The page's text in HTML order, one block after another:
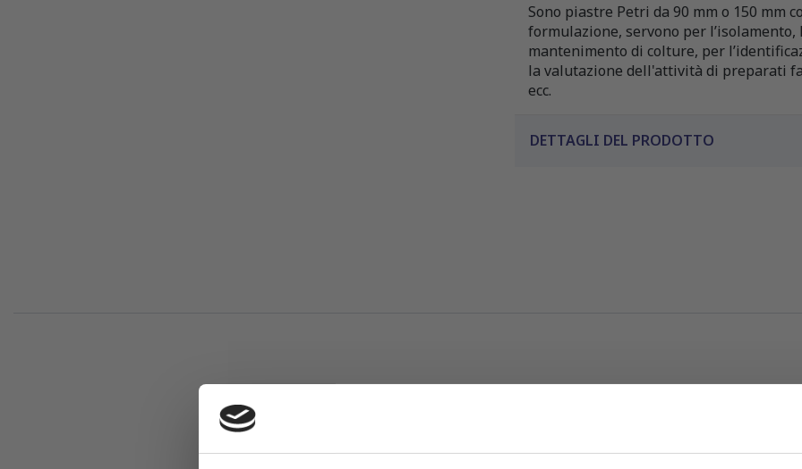
Sono piastre Petri da 90 mm o 150 mm
formulazione, servono per
mantenimento di colture, per
la valutazione dell'attività di preparati
ecc.
DETTAGLI DEL PRODOTTO
Completa il tuo acquisto con questi articoli compatibili o